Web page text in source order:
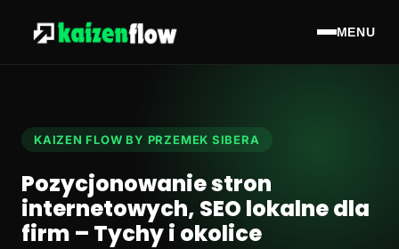
MENU
KAIZEN FLOW BY PRZEMEK SIBERA
Pozycjonowanie stron
internetowych, SEO lokalne dla
firm – Tychy i okolice